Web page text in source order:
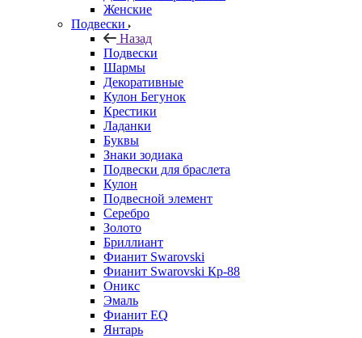
Женские
Подвески
Назад
Подвески
Шармы
Декоративные
Кулон Бегунок
Крестики
Ладанки
Буквы
Знаки зодиака
Подвески для браслета
Кулон
Подвесной элемент
Серебро
Золото
Бриллиант
Фианит Swarovski
Фианит Swarovski Кр-88
Оникс
Эмаль
Фианит EQ
Янтарь